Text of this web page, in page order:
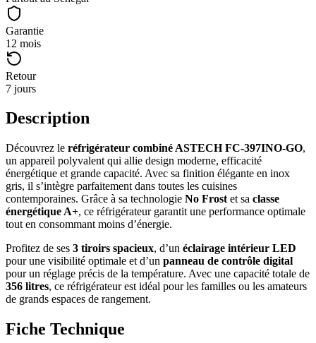
Garantie
12 mois
Retour
7 jours
Description
Découvrez le réfrigérateur combiné ASTECH FC-397INO-GO,
un appareil polyvalent qui allie design moderne, efficacité
énergétique et grande capacité. Avec sa finition élégante en inox
gris, il s’intègre parfaitement dans toutes les cuisines
contemporaines. Grâce à sa technologie No Frost et sa classe
énergétique A+, ce réfrigérateur garantit une performance optimale
tout en consommant moins d’énergie.
Profitez de ses 3 tiroirs spacieux, d’un éclairage intérieur LED
pour une visibilité optimale et d’un panneau de contrôle digital
pour un réglage précis de la température. Avec une capacité totale de
356 litres, ce réfrigérateur est idéal pour les familles ou les amateurs
de grands espaces de rangement.
Fiche Technique